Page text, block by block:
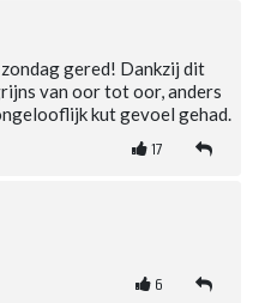
gered! Dankzij dit
van oor tot oor, anders
kut gevoel gehad.
17
6